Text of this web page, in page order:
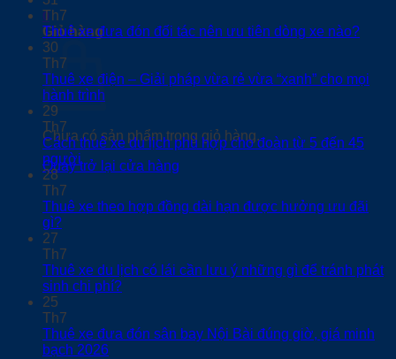
0
Giỏ hàng
Chưa có sản phẩm trong giỏ hàng.
Quay trở lại cửa hàng
Th7
Thuê xe đưa đón đối tác nên ưu tiên dòng xe nào?
30
Th7
Thuê xe điện – Giải pháp vừa rẻ vừa “xanh” cho mọi
hành trình
29
Th7
Cách thuê xe du lịch phù hợp cho đoàn từ 5 đến 45
người
28
Th7
Thuê xe theo hợp đồng dài hạn được hưởng ưu đãi
gì?
27
Th7
Thuê xe du lịch có lái cần lưu ý những gì để tránh phát
sinh chi phí?
25
Th7
Thuê xe đưa đón sân bay Nội Bài đúng giờ, giá minh
bạch 2026